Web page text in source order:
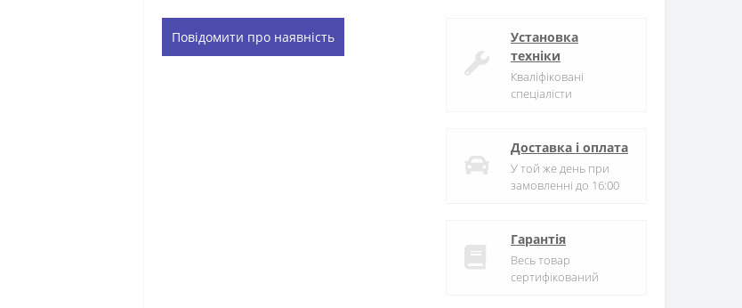
Повідомити про наявність
Установка
техніки
Кваліфіковані
спеціалісти
Доставка і оплата
У той же день при
замовленні до 16:00
Гарантія
Весь товар
сертифікований